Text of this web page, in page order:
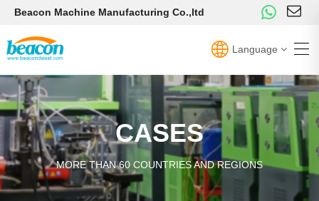
Beacon Machine Manufacturing Co.,ltd
Language
CASES
MORE THAN 60 COUNTRIES AND REGIONS